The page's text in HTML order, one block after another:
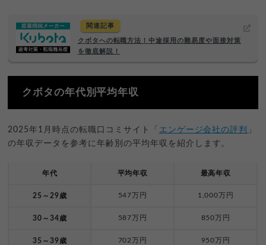
関連記事
クボタへの転職方法！中途採用の難易度や面接対策
を徹底解説！
クボタの年代別平均年収
2025年1月時点の転職口コミサイト「 エンゲージ会社の評判
」
の年収データを参考に年齢別の平均年収を紹介します。
年代 平均年収 最高年収
25～29歳 547万円 1,000万円
30～34歳 587万円 850万円
35～39歳 702万円 950万円